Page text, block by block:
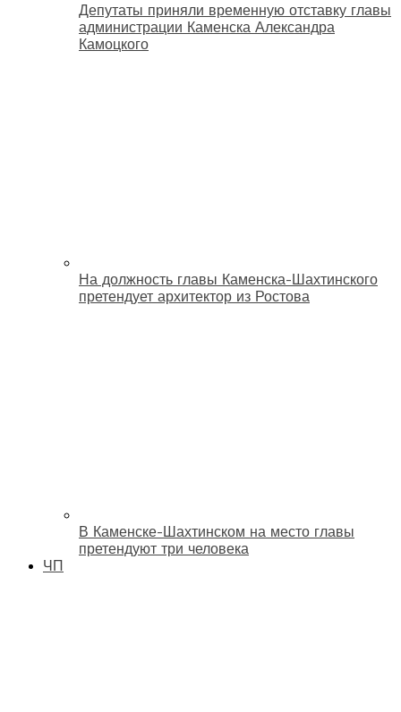
Депутаты приняли временную отставку главы
администрации Каменска Александра
Камоцкого
На должность главы Каменска-Шахтинского
претендует архитектор из Ростова
В Каменске-Шахтинском на место главы
претендуют три человека
ЧП